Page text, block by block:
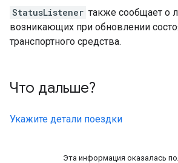
StatusListener также сообщает о
возникающих при обновлении
транспортного средства.
Что дальше?
Укажите детали поездки
Эта информация оказалась